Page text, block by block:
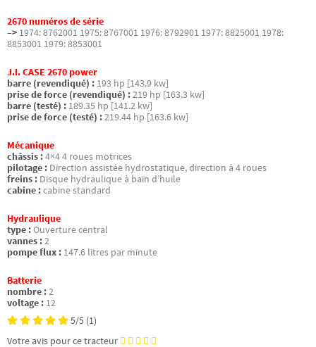
2670 numéros de série
–> 1974: 8762001 1975: 8767001 1976: 8792901 1977: 8825001 1978:
8853001 1979: 8853001
J.I. CASE 2670 power
barre (revendiqué) : 193 hp [143.9 kw]
prise de force (revendiqué) :219 hp [163.3 kw]
barre (testé) : 189.35 hp [141.2 kw]
prise de force (testé) :219.44 hp [163.6 kw]
Mécanique
châssis :4×4 4 roues motrices
pilotage : Direction assistée hydrostatique, direction à 4 roues
freins : Disque hydraulique à bain d’huile
cabine :cabine standard
Hydraulique
type :Ouverture central
vannes :2
pompe flux : 147.6 litres par minute
Batterie
nombre :2
voltage : 12
5/5 (1)
Votre avis pour ce tracteur